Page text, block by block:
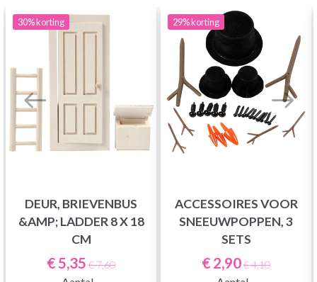
30%korting
DEUR, BRIEVENBUS
&AMP; LADDER 8 X 18
CM
€ 5,35 € 7,60
29%korting
ACCESSOIRES VOOR
SNEEUWPOPPEN, 3
SETS
€ 2,90€ 4,10